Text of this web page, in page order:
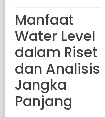
Manfaat
Water Level
dalam Riset
dan Analisis
Jangka
Panjang